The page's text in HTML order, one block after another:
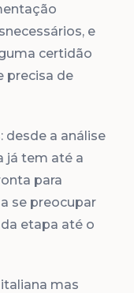
e
certidão
precisa de
desde a análise
já tem até a
para
se preocupar
etapa até o
mas